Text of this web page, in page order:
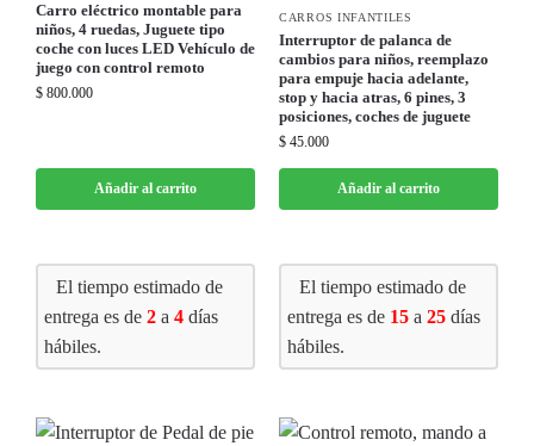
Carro eléctrico montable para
niños, 4 ruedas, Juguete tipo
coche con luces LED Vehículo de
juego con control remoto
$ 800.000
Añadir al carrito
El tiempo estimado de
entrega es de 2 a 4 días
hábiles.
CARROS INFANTILES
Interruptor de palanca de
cambios para niños, reemplazo
para empuje hacia adelante,
stop y hacia atras, 6 pines, 3
posiciones, coches de juguete
$ 45.000
Añadir al carrito
El tiempo estimado de
entrega es de 15 a 25 días
hábiles.